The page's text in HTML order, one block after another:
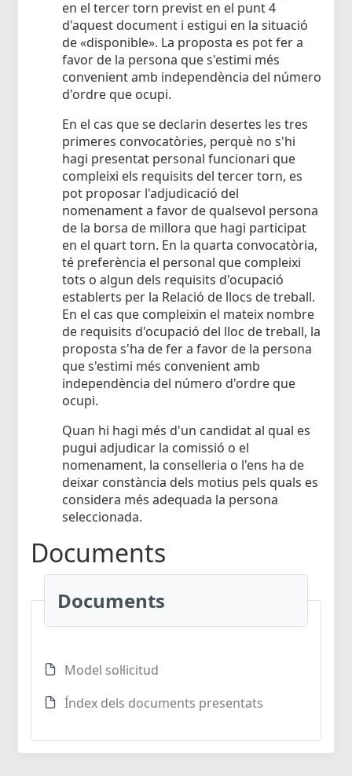
en el tercer torn previst en el punt 4
d'aquest document i estigui en la situació
de «disponible». La proposta es pot fer a
favor de la persona que s'estimi més
convenient amb independència del número
d'ordre que ocupi.
En el cas que se declarin desertes les tres
primeres convocatòries, perquè no s'hi
hagi presentat personal funcionari que
compleixi els requisits del tercer torn, es
pot proposar l'adjudicació del
nomenament a favor de qualsevol persona
de la borsa de millora que hagi participat
en el quart torn. En la quarta convocatòria,
té preferència el personal que compleixi
tots o algun dels requisits d'ocupació
establerts per la Relació de llocs de treball.
En el cas que compleixin el mateix nombre
de requisits d'ocupació del lloc de treball, la
proposta s'ha de fer a favor de la persona
que s'estimi més convenient amb
independència del número d'ordre que
ocupi.
Quan hi hagi més d'un candidat al qual es
pugui adjudicar la comissió o el
nomenament, la conselleria o l'ens ha de
deixar constància dels motius pels quals es
considera més adequada la persona
seleccionada.
Documents
Documents
Model sol·licitud
Índex dels documents presentats